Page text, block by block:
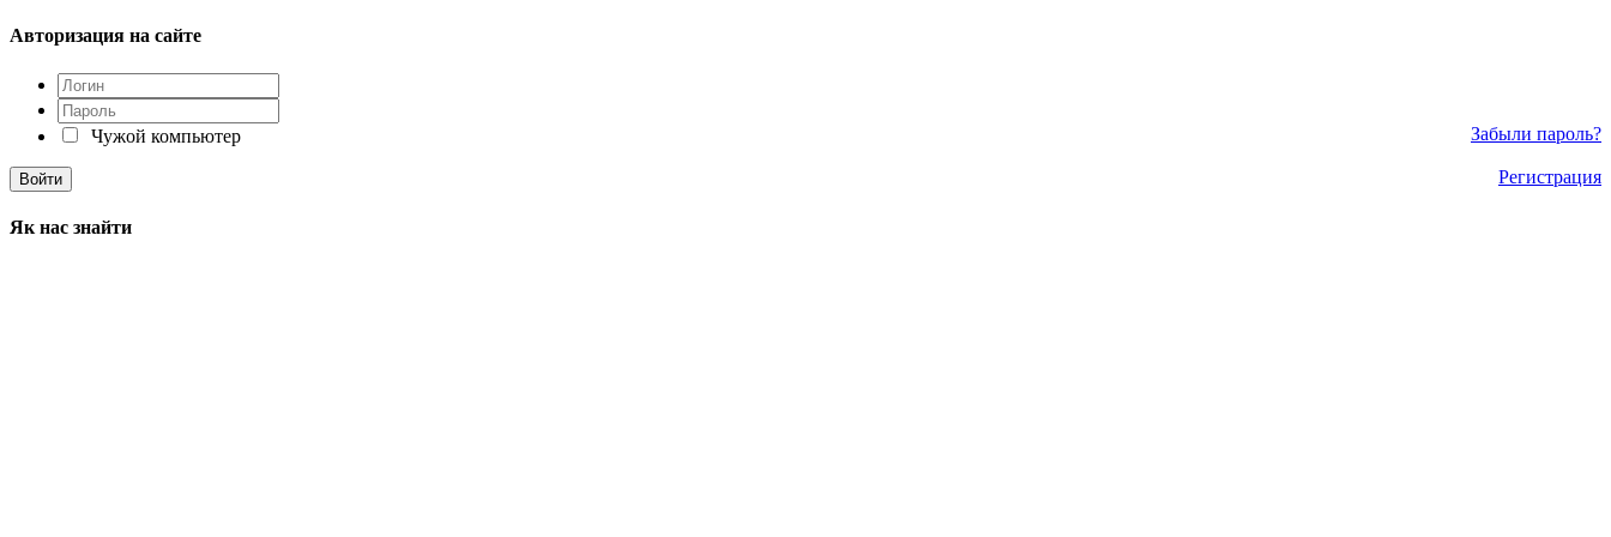
Авторизация на сайте
Чужой компьютер Забыли пароль?
Регистрация
Як нас знайти